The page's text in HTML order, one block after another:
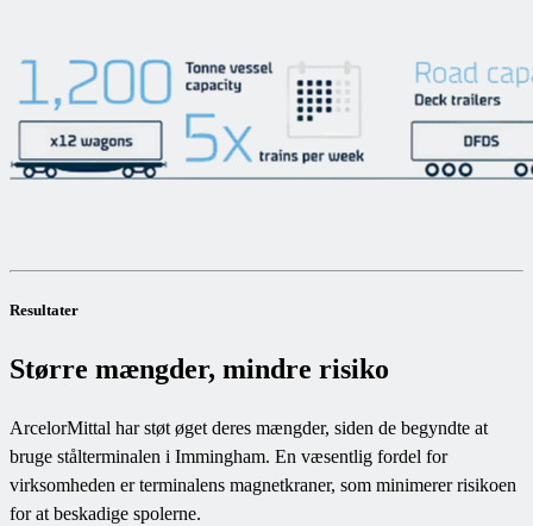
Resultater
Større mængder, mindre risiko
ArcelorMittal har støt øget deres mængder, siden de begyndte at
bruge stålterminalen i Immingham. En væsentlig fordel for
virksomheden er terminalens magnetkraner, som minimerer risikoen
for at beskadige spolerne.